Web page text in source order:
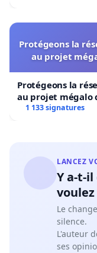
Protégeons la
au projet
Protégeons la
au projet mégalo
1 133 signatures
LANCEZ
Y a-t-
Le
silence.
L'auteur
ses